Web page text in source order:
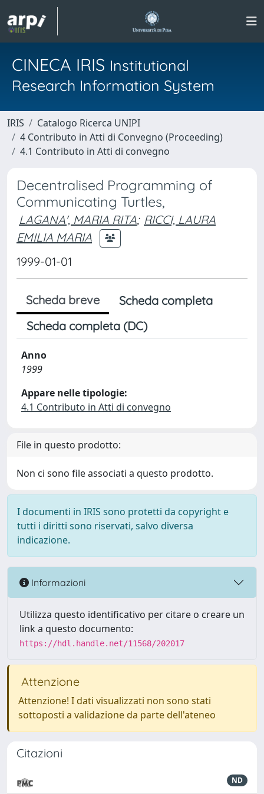
CINECA IRIS Institutional
Research Information System
IRIS
Catalogo Ricerca UNIPI
4 Contributo in Atti di Convegno (Proceeding)
4.1 Contributo in Atti di convegno
Decentralised Programming of
Communicating Turtles,
LAGANA', MARIA RITA; RICCI, LAURA
EMILIA MARIA
1999-01-01
Scheda breve
Scheda completa
Scheda completa (DC)
Anno
1999
Appare nelle tipologie:
4.1 Contributo in Atti di convegno
File in questo prodotto:
Non ci sono file associati a questo prodotto.
I documenti in IRIS sono protetti da copyright e
tutti i diritti sono riservati, salvo diversa
indicazione.
Informazioni
Utilizza questo identificativo per citare o creare un
link a questo documento:
https://hdl.handle.net/11568/202017
Attenzione
Attenzione! I dati visualizzati non sono stati
sottoposti a validazione da parte dell'ateneo
Citazioni
ND